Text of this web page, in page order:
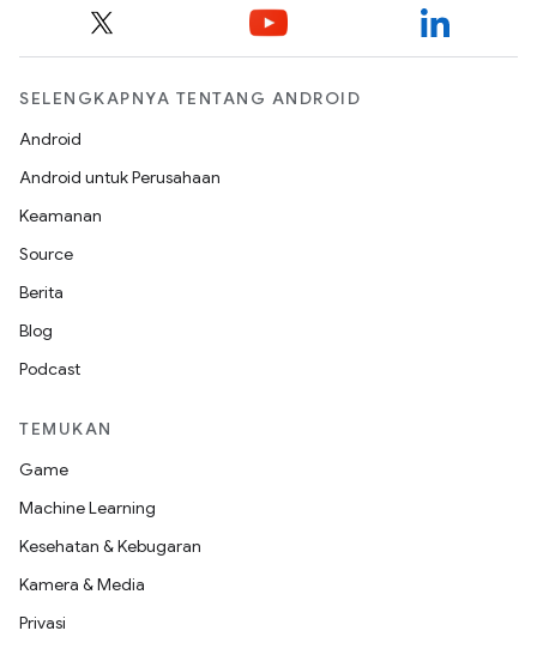
SELENGKAPNYA TENTANG ANDROID
Android
Android untuk Perusahaan
Keamanan
Source
Berita
Blog
Podcast
TEMUKAN
Game
Machine Learning
Kesehatan & Kebugaran
Kamera & Media
Privasi